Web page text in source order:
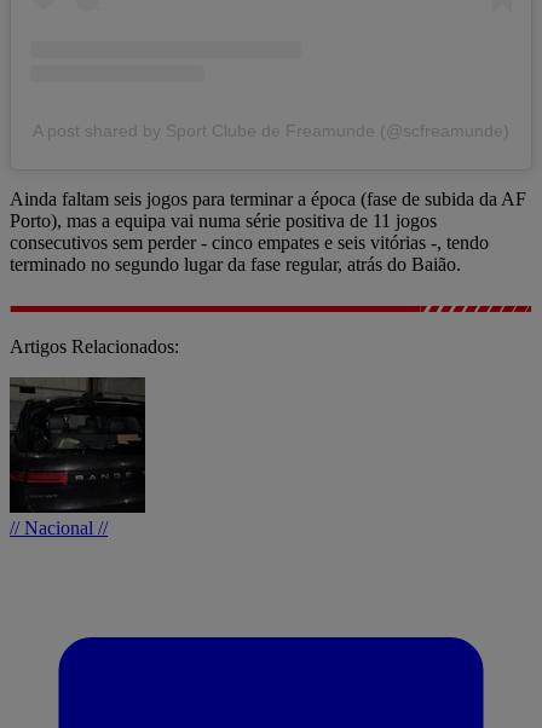
A post shared by Sport Clube de Freamunde (@scfreamunde)
Ainda faltam seis jogos para terminar a época (fase de subida da AF
Porto), mas a equipa vai numa série positiva de 11 jogos
consecutivos sem perder - cinco empates e seis vitórias -, tendo
terminado no segundo lugar da fase regular, atrás do Baião.
Artigos Relacionados:
// Nacional //